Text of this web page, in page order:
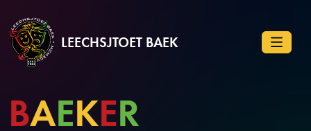
LEECHSJTOET BAEK
BAEKER